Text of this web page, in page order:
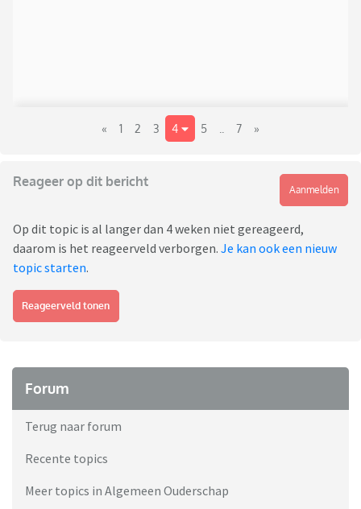
« 1 2 3 4 5 7 »
Reageer op dit bericht
Aanmelden
Op dit topic is al langer dan 4 weken niet gereageerd,
daarom is het reageerveld verborgen. Je kan ook een nieuw
topic starten.
Reageerveld tonen
Forum
Terug naar forum
Recente topics
Meer topics in Algemeen Ouderschap